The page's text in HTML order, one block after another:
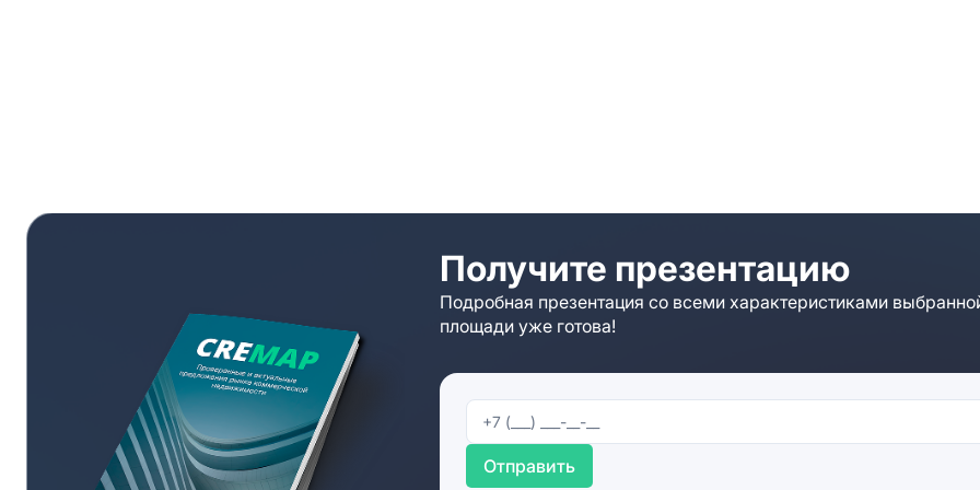
Получите презентацию
Подробная презентация со всеми характеристиками
площади уже готова!
Отправить